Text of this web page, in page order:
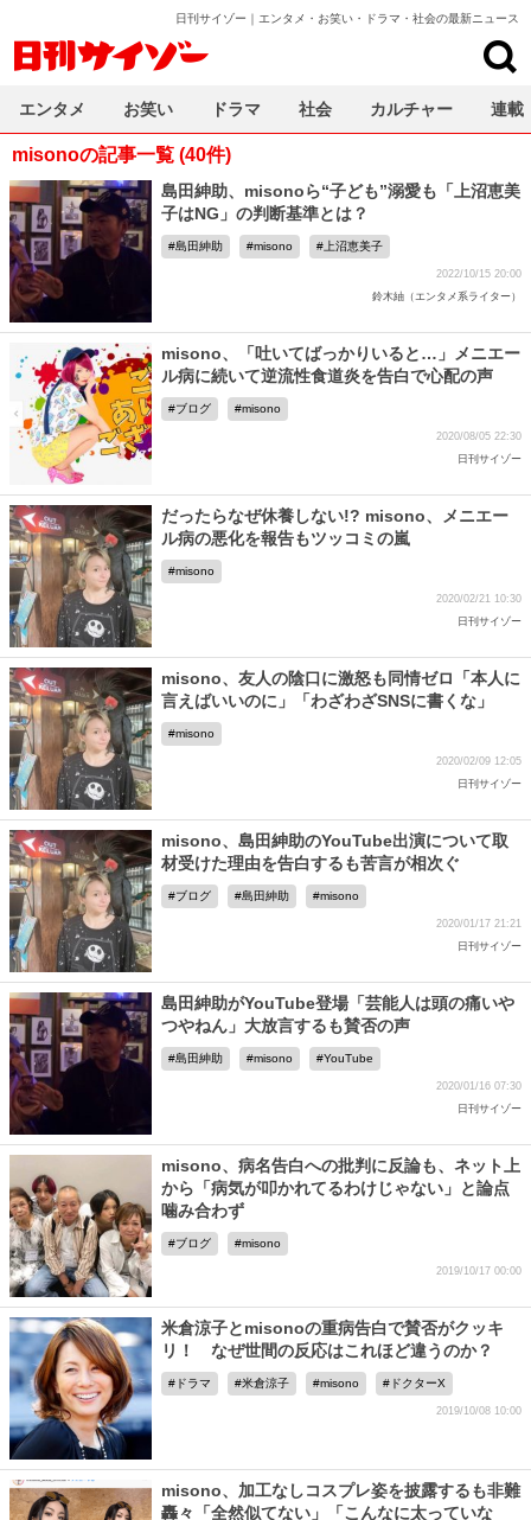
日刊サイゾー｜エンタメ・お笑い・ドラマ・社会の最新ニュース
misonoの記事一覧 (40件)
島田紳助、misonoら“子ども”溺愛も「上沼恵美
子はNG」の判断基準とは？
島田紳助 misono 上沼恵美子
2022/10/15 20:00
鈴木紬（エンタメ系ライター）
misono、「吐いてばっかりいると…」メニエー
ル病に続いて逆流性食道炎を告白で心配の声
ブログ misono
2020/08/05 22:30
日刊サイゾー
だったらなぜ休養しない!? misono、メニエー
ル病の悪化を報告もツッコミの嵐
misono
2020/02/21 10:30
日刊サイゾー
misono、友人の陰口に激怒も同情ゼロ「本人に
言えばいいのに」「わざわざSNSに書くな」
misono
2020/02/09 12:05
日刊サイゾー
misono、島田紳助のYouTube出演について取
材受けた理由を告白するも苦言が相次ぐ
ブログ 島田紳助 misono
2020/01/17 21:21
日刊サイゾー
島田紳助がYouTube登場「芸能人は頭の痛いや
つやねん」大放言するも賛否の声
島田紳助 misono YouTube
2020/01/16 07:30
日刊サイゾー
misono、病名告白への批判に反論も、ネット上
から「病気が叩かれてるわけじゃない」と論点
噛み合わず
ブログ misono
2019/10/17 00:00
米倉涼子とmisonoの重病告白で賛否がクッキ
リ！ なぜ世間の反応はこれほど違うのか？
ドラマ 米倉涼子 misono ドクターX
2019/10/08 10:00
misono、加工なしコスプレ姿を披露するも非難
轟々「全然似てない」「こんなに太っていな
エンタメ お笑い ドラマ 社会 カルチャー 連載